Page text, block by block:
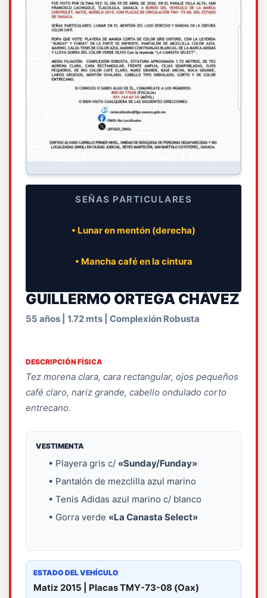
SEÑAS PARTICULARES
• Lunar en mentón (derecha)
• Mancha café en la cintura
GUILLERMO ORTEGA CHÁVEZ
55 años | 1.72 mts | Complexión Robusta
DESCRIPCIÓN FÍSICA
Tez morena clara, cara rectangular, ojos pequeños
café claro, nariz grande, cabello ondulado corto
entrecano.
VESTIMENTA
• Playera gris c/ «Sunday/Funday»
• Pantalón de mezclilla azul marino
• Tenis Adidas azul marino c/ blanco
• Gorra verde «La Canasta Select»
ESTADO DEL VEHÍCULO
Matiz 2015 | Placas TMY-73-08 (Oax)